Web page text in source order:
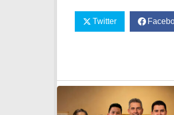
Twitter